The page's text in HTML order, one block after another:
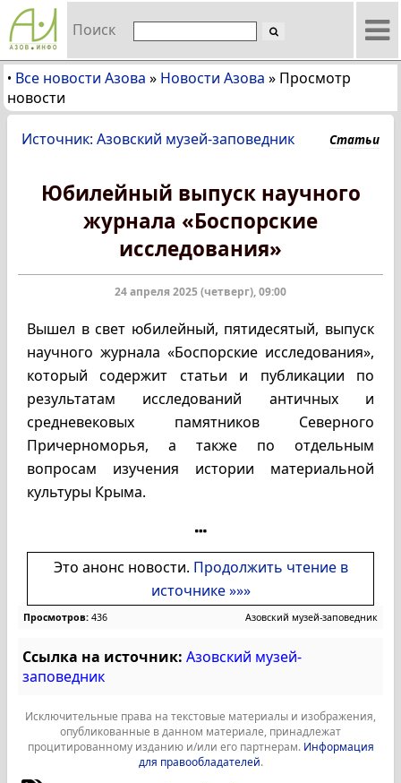
Поиск
• Все новости Азова » Новости Азова » Просмотр
новости
Источник: Азовский музей-заповедник Статьи
Юбилейный выпуск научного
журнала «Боспорские
исследования»
24 апреля 2025 (четверг), 09:00
Вышел в свет юбилейный, пятидесятый, выпуск
научного журнала «Боспорские исследования»,
который содержит статьи и публикации по
результатам исследований античных и
средневековых памятников Северного
Причерноморья, а также по отдельным
вопросам изучения истории материальной
культуры Крыма.
Это анонс новости. Продолжить чтение в
источнике »»»
Просмотров: 436 Азовский музей-заповедник
Ссылка на источник: Азовский музей-
заповедник
Исключительные права на текстовые материалы и изображения,
опубликованные в данном материале, принадлежат
процитированному изданию и/или его партнерам. Информация
для правообладателей.